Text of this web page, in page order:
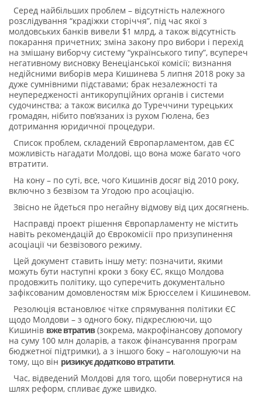
Серед найбільших проблем – відсутність належного
розслідування “крадіжки сторіччя”, під час якої з
молдовських банків вивели $1 млрд, а також відсутність
покарання причетних; зміна закону про вибори і перехід
на змішану виборчу систему “українського типу”, всупереч
негативному висновку Венеціанської комісії; визнання
недійсними виборів мера Кишинева 5 липня 2018 року за
дуже сумнівними підставами; брак незалежності та
неупередженості антикорупційних органів і системи
судочинства; а також висилка до Туреччини турецьких
громадян, нібито пов’язаних із рухом Гюлена, без
дотримання юридичної процедури.
Список проблем, складений Європарламентом, дав ЄС
можливість нагадати Молдові, що вона може багато чого
втратити.
На кону – по суті, все, чого Кишинів досяг від 2010 року,
включно з безвізом та Угодою про асоціацію.
Звісно не йдеться про негайну відмову від цих досягнень.
Насправді проект рішення Європарламенту не містить
навіть рекомендацій до Єврокомісії про призупинення
асоціації чи безвізового режиму.
Цей документ ставить іншу мету: позначити, якими
можуть бути наступні кроки з боку ЄС, якщо Молдова
продовжить політику, що суперечить документально
зафіксованим домовленостям між Брюсселем і Кишиневом.
Резолюція встановлює чітке спрямування політики ЄС
щодо Молдови – з одного боку, підкреслюючи, що
Кишинів вже втратив(зокрема, макрофінансову допомогу
на суму 100 млн доларів, а також фінансування програм
бюджетної підтримки), а з іншого боку – наголошуючи на
тому, що він ризикує додатково втратити.
Час, відведений Молдові для того, щоби повернутися на
шлях реформ, спливає дуже швидко.